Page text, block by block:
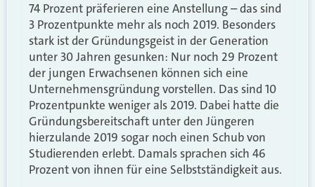
74 Prozent präferieren eine Anstellung – das sind
3 Prozentpunkte mehr als noch 2019. Besonders
stark ist der Gründungsgeist in der Generation
unter 30 Jahren gesunken: Nur noch 29 Prozent
der jungen Erwachsenen können sich eine
Unternehmensgründung vorstellen. Das sind 10
Prozentpunkte weniger als 2019. Dabei hatte die
Gründungsbereitschaft unter den Jüngeren
hierzulande 2019 sogar noch einen Schub von
Studierenden erlebt. Damals sprachen sich 46
Prozent von ihnen für eine Selbstständigkeit aus.